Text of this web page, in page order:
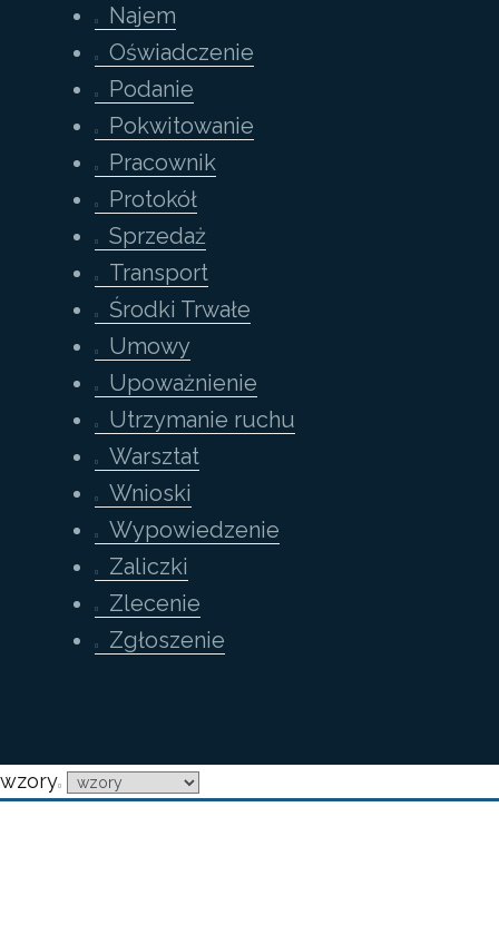
Najem
Oświadczenie
Podanie
Pokwitowanie
Pracownik
Protokół
Sprzedaż
Transport
Środki Trwałe
Umowy
Upoważnienie
Utrzymanie ruchu
Warsztat
Wnioski
Wypowiedzenie
Zaliczki
Zlecenie
Zgłoszenie
wzory